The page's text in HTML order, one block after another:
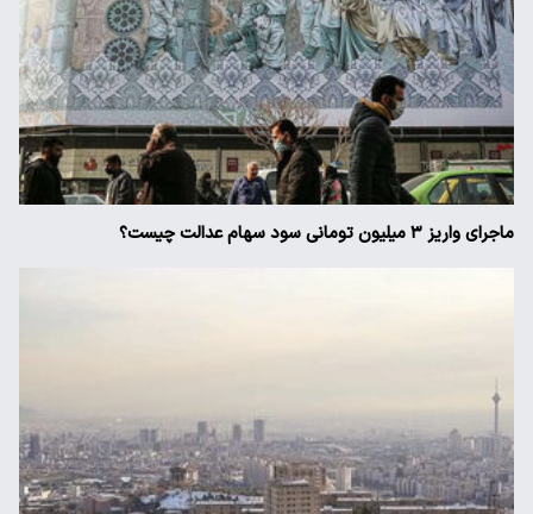
ماجرای واریز ۳ میلیون تومانی سود سهام عدالت چیست؟